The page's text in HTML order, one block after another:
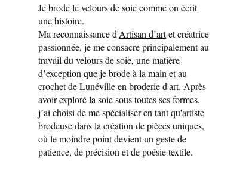
Je brode le velours de soie comme on écrit
une histoire.
Ma reconnaissance d'Artisan d’artet créatrice
passionnée, je me consacre principalement au
travail du velours de soie, une matière
d’exception que je brode à la main et au
crochet de Lunéville en broderie d'art. Après
avoir exploré la soie sous toutes ses formes,
j’ai choisi de me spécialiser en tant qu'artiste
brodeuse dans la création de pièces uniques,
où le moindre point devient un geste de
patience, de précision et de poésie textile.